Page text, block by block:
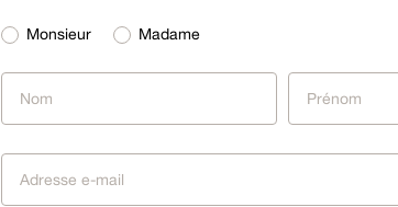
Monsieur Madame